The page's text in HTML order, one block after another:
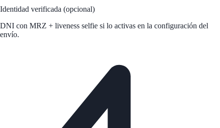
Identidad verificada (opcional)
DNI con MRZ + liveness selfie si lo activas en la configuración del
envío.